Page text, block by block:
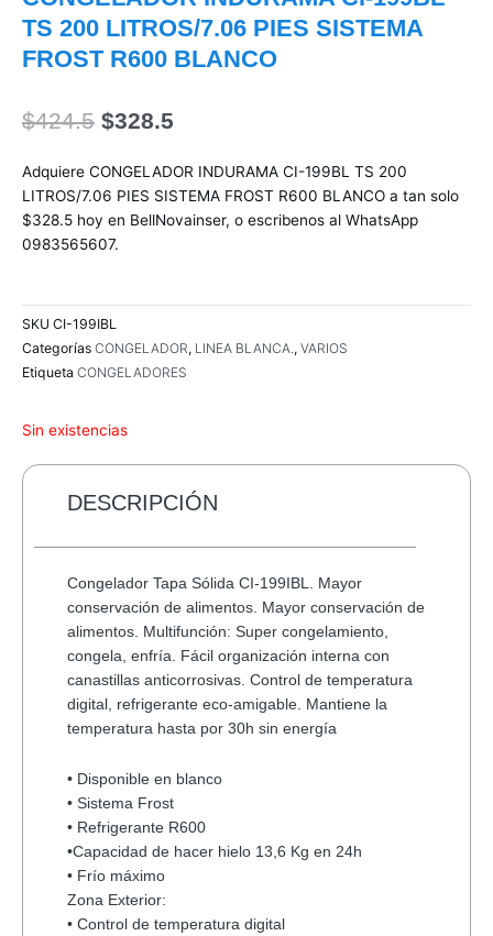
TS 200 LITROS/7.06 PIES SISTEMA
FROST R600 BLANCO
$424.5 El
original
era:
$424.5.
$328.5
actual
es:
$328.5.
Adquiere CONGELADOR INDURAMA CI-199BL TS 200
LITROS/7.06 PIES SISTEMA FROST R600 BLANCO a tan solo
$328.5 hoy en BellNovainser, o escribenos al WhatsApp
0983565607.
SKU CI-199IBL
Categorías CONGELADOR, LINEA BLANCA., VARIOS
Etiqueta CONGELADORES
Sin existencias
DESCRIPCIÓN
Congelador Tapa Sólida CI-199IBL. Mayor
conservación de alimentos. Mayor conservación de
alimentos. Multifunción: Super congelamiento,
congela, enfría. Fácil organización interna con
canastillas anticorrosivas. Control de temperatura
digital, refrigerante eco-amigable. Mantiene la
temperatura hasta por 30h sin energía
• Disponible en blanco
• Sistema Frost
• Refrigerante R600
•Capacidad de hacer hielo 13,6 Kg en 24h
• Frío máximo
Zona Exterior:
• Control de temperatura digital